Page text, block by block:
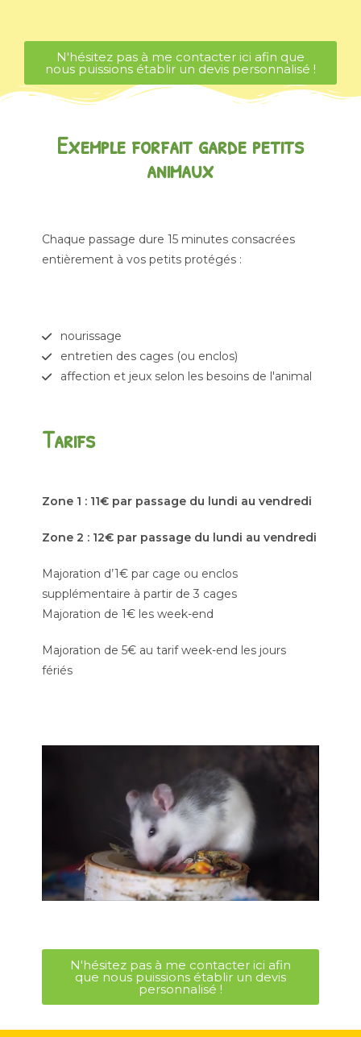
N'hésitez pas à me contacter ici afin que
nous puissions établir un devis personnalisé !
Exemple forfait garde petits
animaux
Chaque passage dure 15 minutes consacrées
entièrement à vos petits protégés :
nourissage
entretien des cages (ou enclos)
affection et jeux selon les besoins de l'animal
Tarifs
Zone 1 : 11€ par passage du lundi au vendredi
Zone 2 : 12€ par passage du lundi au vendredi
Majoration d’1€ par cage ou enclos
supplémentaire à partir de 3 cages
Majoration de 1€ les week-end
Majoration de 5€ au tarif week-end les jours
fériés
N'hésitez pas à me contacter ici afin
que nous puissions établir un devis
personnalisé !